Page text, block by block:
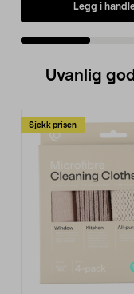
Legg i
Uvanlig
Sjekk prisen